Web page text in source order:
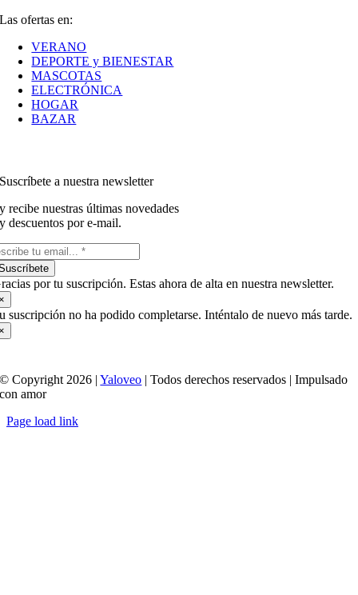
Las ofertas en:
VERANO
DEPORTE y BIENESTAR
MASCOTAS
ELECTRÓNICA
HOGAR
BAZAR
Suscríbete a nuestra newsletter
y recibe nuestras últimas novedades
y descuentos por e-mail.
por tu suscripción. Estas ahora de alta en nuestra newsletter.
suscripción no ha podido completarse. Inténtalo de nuevo más tarde.
© Copyright 2026 |Yaloveo | Todos derechos reservados | Impulsado
con amor
Page load link